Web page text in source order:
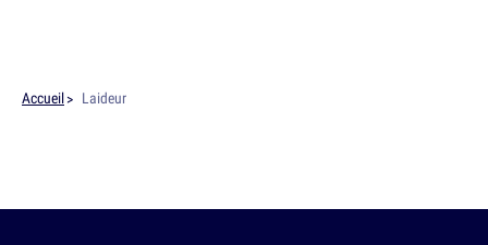
Accueil Laideur